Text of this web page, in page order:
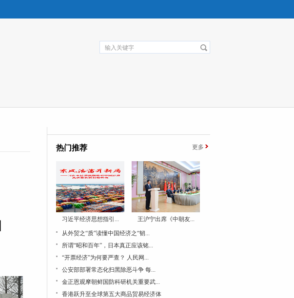
热门推荐 更多
习近平经济思想指引... 王沪宁出席《中朝友...
从外贸之“质”读懂中国经济之“韧...
所谓“昭和百年”，日本真正应该铭...
“开票经济”为何要严查？ 人民网...
公安部部署常态化扫黑除恶斗争 每...
金正恩观摩朝鲜国防科研机关重要武...
香港跃升至全球第五大商品贸易经济体